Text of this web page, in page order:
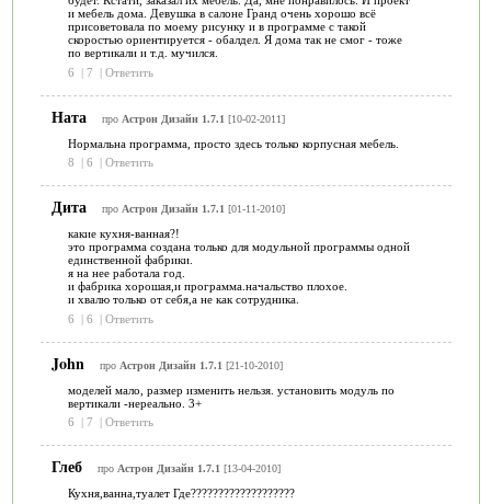
и мебель дома. Девушка в салоне Гранд очень хорошо всё
присоветовала по моему рисунку и в программе с такой
скоростью ориентируется - обалдел. Я дома так не смог - тоже
по вертикали и т.д. мучился.
6
| 7 | Ответить
Ната про Астрон Дизайн 1.7.1 [10-02-2011]
Нормальна программа, просто здесь только корпусная мебель.
8
| 6 | Ответить
Дита про Астрон Дизайн 1.7.1 [01-11-2010]
какие кухня-ванная?!
это программа создана только для модульной программы одной
единственной фабрики.
я на нее работала год.
и фабрика хорошая,и программа.начальство плохое.
и хвалю только от себя,а не как сотрудника.
6
| 6 | Ответить
John про Астрон Дизайн 1.7.1 [21-10-2010]
моделей мало, размер изменить нельзя. установить модуль по
вертикали -нереально. 3+
6
| 7 | Ответить
Глеб про Астрон Дизайн 1.7.1 [13-04-2010]
Кухня,ванна,туалет Где???????????????????